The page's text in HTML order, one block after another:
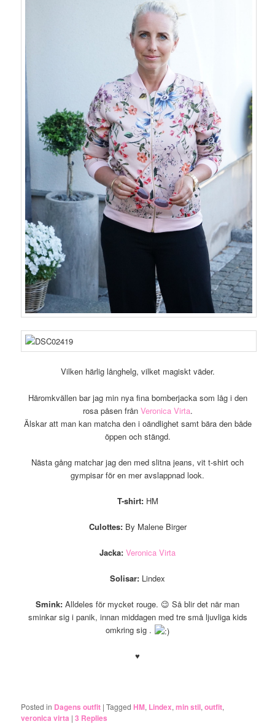
Vilken härlig långhelg, vilket magiskt väder.
Häromkvällen bar jag min nya fina bomberjacka som låg i den
rosa påsen från Veronica Virta.
Älskar att man kan matcha den i oändlighet samt bära den både
öppen och stängd.
Nästa gång matchar jag den med slitna jeans, vit t-shirt och
gympisar för en mer avslappnad look.
T-shirt:HM
Culottes:By Malene Birger
Jacka: Veronica Virta
Solisar: Lindex
Smink: Alldeles för mycket rouge. 😉 Så blir det när man
sminkar sig i panik, innan middagen med tre små ljuvliga kids
omkring sig .
♥
Posted in Dagens outfit |Tagged HM, Lindex,min stil,outfit,
veronica virta |3 Replies